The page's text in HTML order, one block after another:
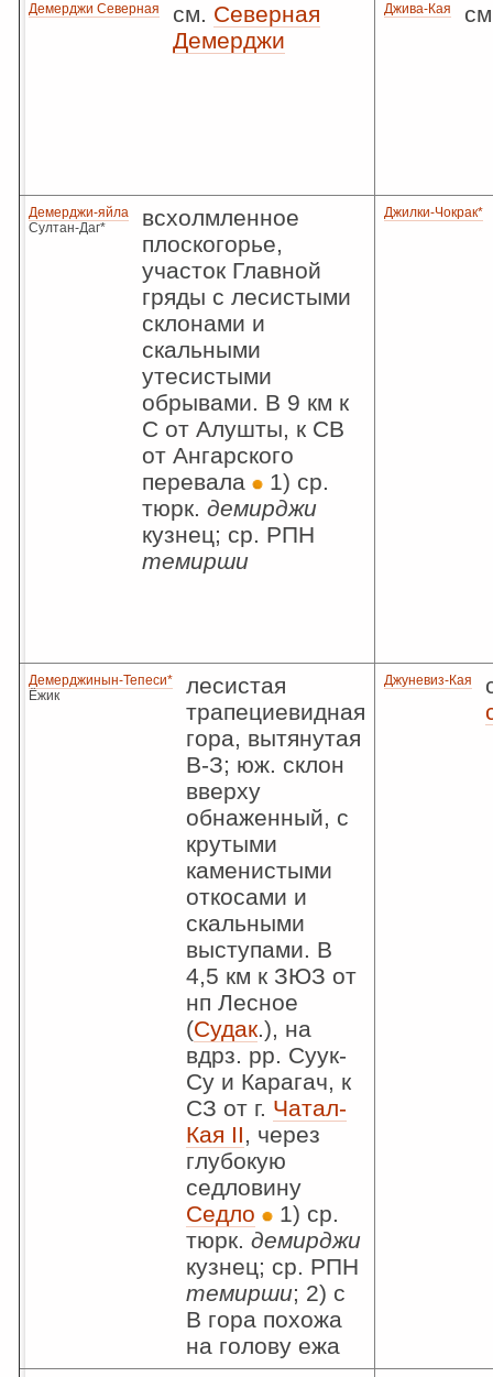
Демерджи Северная см. Северная
Демерджи
Джива-Кая
Демерджи-яйла
Султан-Даг*
всхолмленное
плоскогорье,
участок Главной
гряды с лесистыми
склонами и
скальными
утесистыми
обрывами. В 9 км к
С от Алушты, к СВ
от Ангарского
перевала
1) ср.
тюрк. демирджи
кузнец; ср. РПН
темирши
Джилки-Чокрак*
Демерджинын-Тепеси*
Ёжик
лесистая
трапециевидная
гора, вытянутая
В-З; юж. склон
вверху
обнаженный, с
крутыми
каменистыми
откосами и
скальными
выступами. В
4,5 км к ЗЮЗ от
нп Лесное
(Судак.), на
вдрз. рр. Суук-
Су и Карагач, к
СЗ от г. Чатал-
Кая II, через
глубокую
седловину
Седло
1) ср.
тюрк. демирджи
кузнец; ср. РПН
темирши; 2) с
В гора похожа
на голову ежа
Джуневиз-Кая